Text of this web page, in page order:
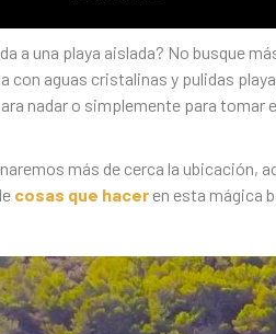
a una playa aislada? No busque
con aguas cristalinas y pulidas
nadar o simplemente para
más de cerca la ubicación,
cosas que hacer en esta mágica